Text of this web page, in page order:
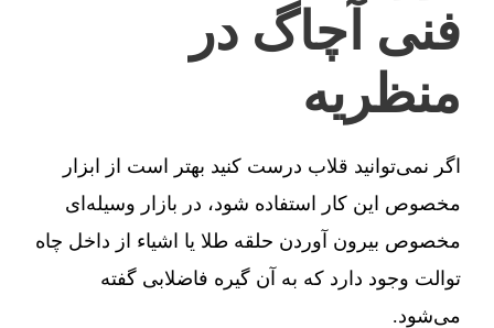
فنی آچاگ در
منظریه
اگر نمی‌توانید قلاب درست کنید بهتر است از ابزار
مخصوص این کار استفاده شود، در بازار وسیله‌ای
مخصوص بیرون آوردن حلقه طلا یا اشیاء از داخل چاه
توالت وجود دارد که به آن گیره فاضلابی گفته
می‌شود.